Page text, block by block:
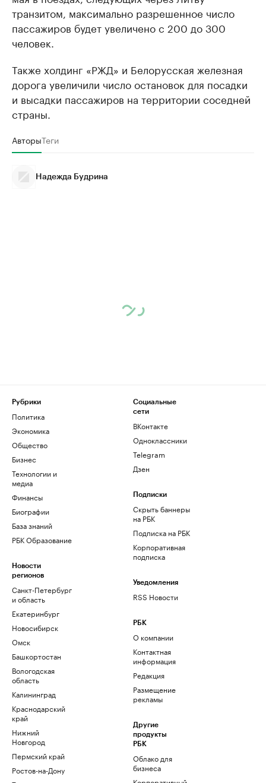
транзитом, максимально разрешенное число
пассажиров будет увеличено с 200 до 300
человек.
Также холдинг «РЖД» и Белорусская железная
дорога увеличили число остановок для посадки
и высадки пассажиров на территории соседней
страны.
АвторыТеги
Надежда Будрина
Рубрики
Политика
Экономика
Общество
Бизнес
Технологии и
медиа
Финансы
Биографии
База знаний
РБК Образование
Новости
регионов
Санкт-Петербург
и область
Екатеринбург
Новосибирск
Омск
Башкортостан
Вологодская
область
Калининград
Краснодарский
край
Нижний
Новгород
Пермский край
Ростов-на-Дону
Социальные
сети
ВКонтакте
Одноклассники
Telegram
Дзен
Подписки
Скрыть баннеры
на РБК
Подписка на РБК
Корпоративная
подписка
Уведомления
RSS Новости
РБК
О компании
Контактная
информация
Редакция
Размещение
рекламы
Другие
продукты
РБК
Облако для
бизнеса